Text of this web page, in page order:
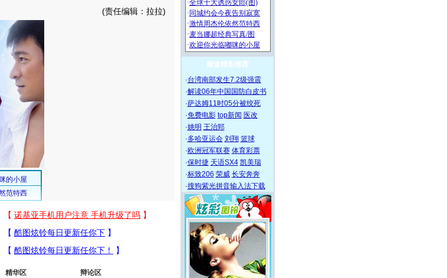
(责任编辑：拉拉)
精华区 辩论区
频道精彩推荐
·台湾南部发生7.2级强震
·解读06年中国国防白皮书
·萨达姆11时05分被绞死
·免费电影 top新闻 医改
·姚明 王治郅
·多哈亚运会 刘翔 篮球
·欧洲冠军联赛 体育彩票
·保时捷 天语SX4 凯美瑞
·标致206 荣威 长安奔奔
·搜狗紫光拼音输入法下载